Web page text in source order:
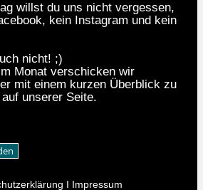
willst du uns nicht vergessen,
kein Instagram und kein
nicht! ;)
Monat verschicken wir
mit einem kurzen Überblick zu
unserer Seite.
I Impressum